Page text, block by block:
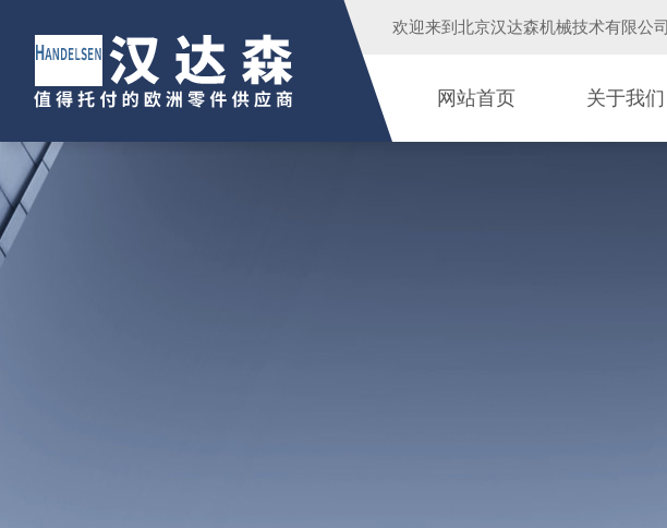
欢迎来到 北京汉达森机械技术有限公司
网站首页 关于我们